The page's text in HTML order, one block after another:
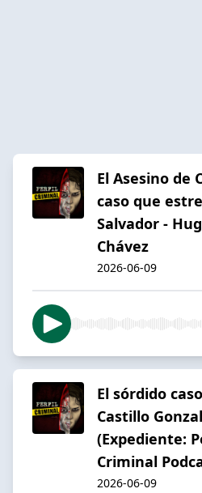
El Asesino de
caso que
Salvador -
Chávez
2026-06-09
El sórdido
Castillo
(Expediente:
Criminal
2026-06-09